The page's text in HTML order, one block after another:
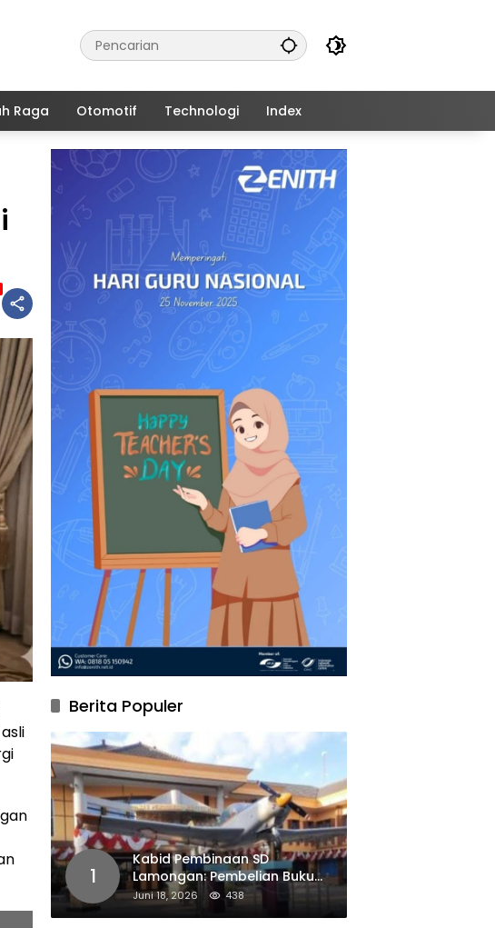
Raga Otomotif Technologi Index
Berita Populer
1
Kabid Pembinaan SD
Lamongan: Pembelian Buku
Pendamping Tidak Boleh
Dipaksakan
Juni 18, 2026 438